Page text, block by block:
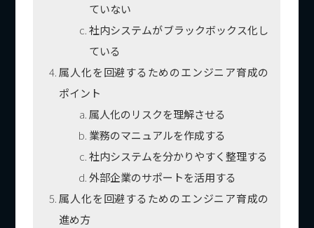
ていない
社内システムがブラックボックス化し
ている
属人化を回避するためのエンジニア育成の
ポイント
属人化のリスクを理解させる
業務のマニュアルを作成する
社内システムを分かりやすく整理する
外部企業のサポートを活用する
属人化を回避するためのエンジニア育成の
進め方